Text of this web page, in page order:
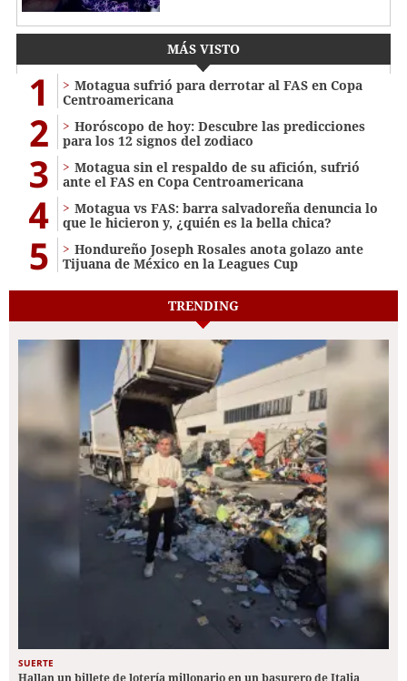
MÁS VISTO
1
Motagua sufrió para derrotar al FAS en Copa
Centroamericana
2
Horóscopo de hoy: Descubre las predicciones
para los 12 signos del zodiaco
3
Motagua sin el respaldo de su afición, sufrió
ante el FAS en Copa Centroamericana
4
Motagua vs FAS: barra salvadoreña denuncia lo
que le hicieron y, ¿quién es la bella chica?
5
Hondureño Joseph Rosales anota golazo ante
Tijuana de México en la Leagues Cup
TRENDING
SUERTE
Hallan un billete de lotería millonario en un basurero de Italia